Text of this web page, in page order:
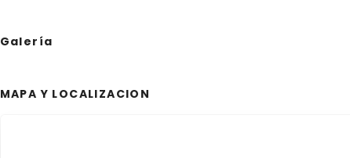
Galería
MAPA Y LOCALIZACION